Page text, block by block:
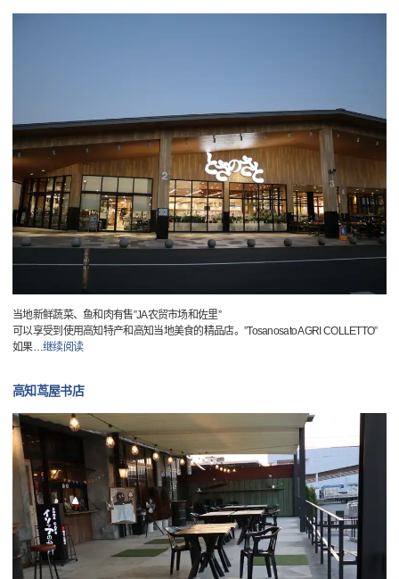
当地新鲜蔬菜、鱼和肉有售”JA农贸市场和佐里”
可以享受到使用高知特产和高知当地美食的精品店。”Tosanosato AGRI COLLETTO”
如果…继续阅读
高知茑屋书店